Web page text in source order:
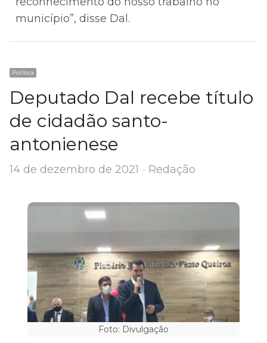
município”, disse Dal.
Política
Deputado Dal recebe título
de cidadão santo-
antonienese
14 de dezembro de 2021 Author
Redação
Foto: Divulgação